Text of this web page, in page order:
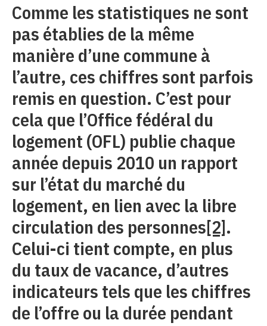
Comme les statistiques ne sont
pas établies de la même
manière d’une commune à
l’autre, ces chiffres sont parfois
remis en question. C’est pour
cela que l’Office fédéral du
logement (OFL) publie chaque
année depuis 2010 un rapport
sur l’état du marché du
logement, en lien avec la libre
circulation des personnes[2].
Celui-ci tient compte, en plus
du taux de vacance, d’autres
indicateurs tels que les chiffres
de l’offre ou la durée pendant